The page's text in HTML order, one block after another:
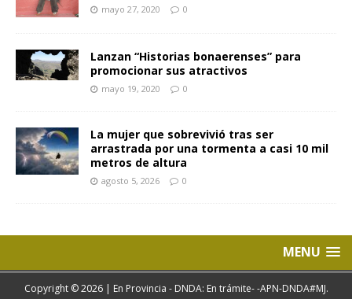
mayo 27, 2020 0
Lanzan “Historias bonaerenses” para
promocionar sus atractivos
mayo 19, 2020 0
La mujer que sobrevivió tras ser
arrastrada por una tormenta a casi 10 mil
metros de altura
agosto 5, 2026 0
MENU
Copyright © 2026 | En Provincia - DNDA: En trámite- -APN-DNDA#MJ.